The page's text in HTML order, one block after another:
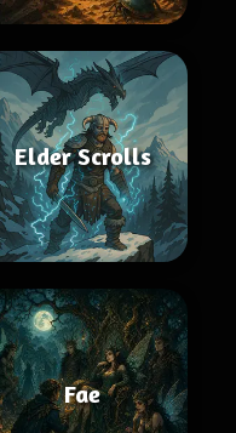
Elder Scrolls
Fae